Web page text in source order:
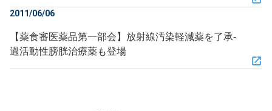
2011/06/06
【薬食審医薬品第一部会】放射線汚染軽減薬を了承‐
過活動性膀胱治療薬も登場